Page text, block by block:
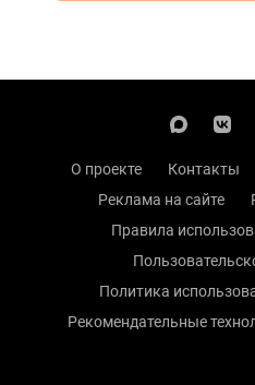
О проекте Контакты
Реклама на сайте
Правила
Политика
Рекомендательные